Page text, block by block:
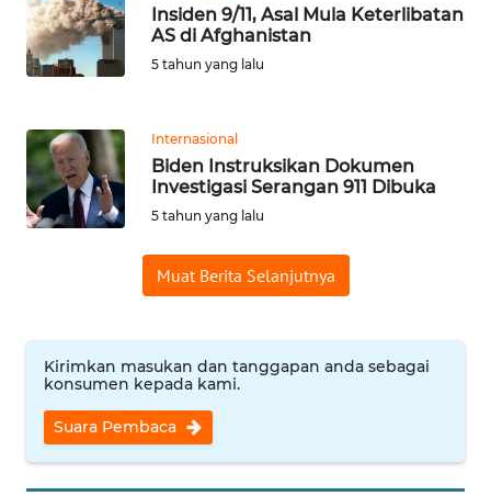
Insiden 9/11, Asal Mula Keterlibatan
AS di Afghanistan
5 tahun yang lalu
Internasional
Biden Instruksikan Dokumen
Investigasi Serangan 911 Dibuka
5 tahun yang lalu
Muat Berita Selanjutnya
Kirimkan masukan dan tanggapan anda sebagai
konsumen kepada kami.
Suara Pembaca
SIBER
REDAKSI
DISCLAIMER
WN
SUMUT
WN
JAKARTA